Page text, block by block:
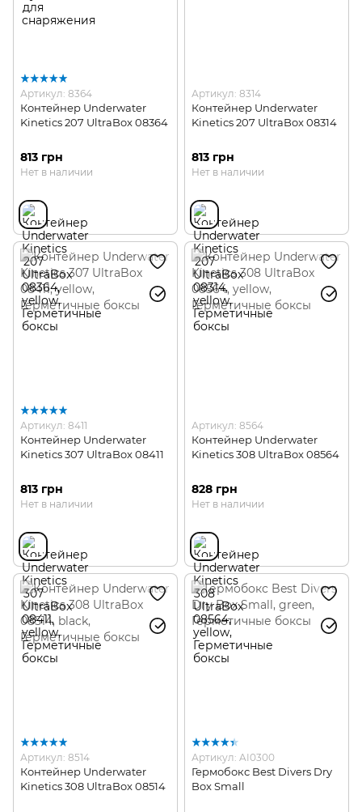
Артикул: 8364
Контейнер Underwater
Kinetics 207 UltraBox 08364
813 грн
Нет в наличии
Артикул: 8314
Контейнер Underwater
Kinetics 207 UltraBox 08314
813 грн
Нет в наличии
Артикул: 8411
Контейнер Underwater
Kinetics 307 UltraBox 08411
813 грн
Нет в наличии
Артикул: 8564
Контейнер Underwater
Kinetics 308 UltraBox 08564
828 грн
Нет в наличии
Артикул: 8514
Контейнер Underwater
Kinetics 308 UltraBox 08514
Артикул: AI0300
Гермобокс Best Divers Dry
Box Small